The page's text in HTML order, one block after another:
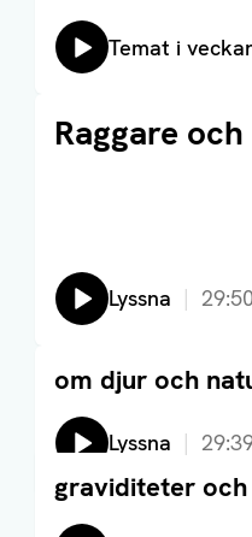
Lyssna på:
Temat i
Raggare
Läs artikel
Lyssna 29:50
om djur och
Läs artikel
Lyssna
graviditeter
Läs artikel